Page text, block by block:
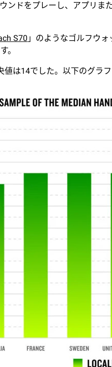
ンドをプレーし、アプリ
S70 」のようなゴルフウ
。
は14でした。以下のグラ